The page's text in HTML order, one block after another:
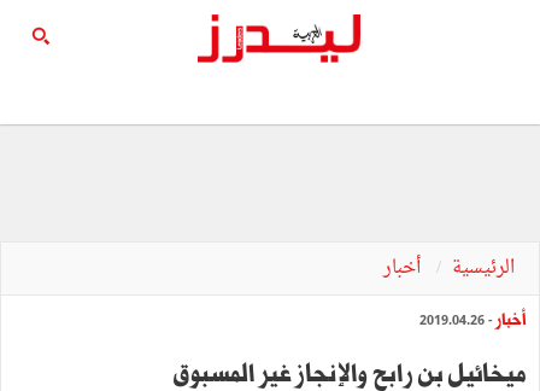
الرئيسية أخبار
أخبار - 2019.04.26
ميخائيل بن رابح والإنجاز غير المسبوق